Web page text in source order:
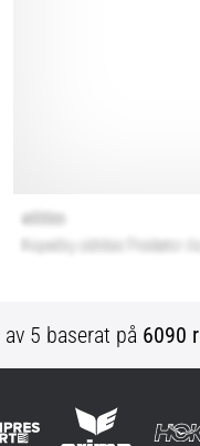
av 5 baserat på 6090